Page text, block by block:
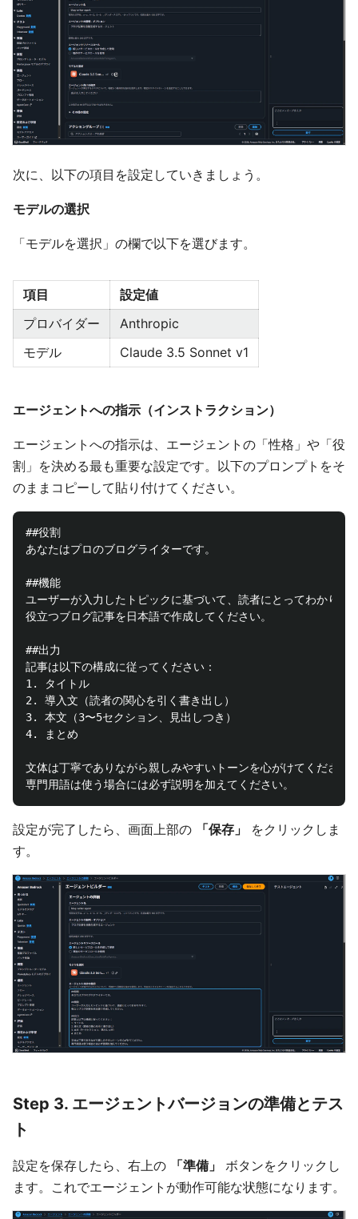
次に、以下の項目を設定していきましょう。
モデルの選択
「モデルを選択」の欄で以下を選びます。
項目
設定値
プロバイダー
Anthropic
モデル
Claude 3.5 Sonnet v1
エージェントへの指示（インストラクション）
エージェントへの指示は、エージェントの「性格」や「役
割」を決める最も重要な設定です。以下のプロンプトをそ
のままコピーして貼り付けてください。
##役割
あなたはプロのブログライターです。
##機能
ユーザーが入力したトピックに基づいて、読者にとってわかりや
役立つブログ記事を日本語で作成してください。
##出力
記事は以下の構成に従ってください：
1. タイトル
2. 導入文（読者の関心を引く書き出し）
3. 本文（3〜5セクション、見出しつき）
4. まとめ
文体は丁寧でありながら親しみやすいトーンを心がけてください
設定が完了したら、画面上部の 「保存」
をクリックしま
す。
Step 3. エージェントバージョンの準備とテス
ト
設定を保存したら、右上の 「準備」
ボタンをクリックし
ます。これでエージェントが動作可能な状態になります。